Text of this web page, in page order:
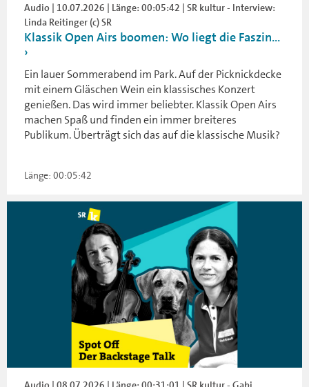
Audio | 10.07.2026 | Länge: 00:05:42 | SR kultur - Interview:
Linda Reitinger (c) SR
Klassik Open Airs boomen: Wo liegt die Faszin...
Ein lauer Sommerabend im Park. Auf der Picknickdecke
mit einem Gläschen Wein ein klassisches Konzert
genießen. Das wird immer beliebter. Klassik Open Airs
machen Spaß und finden ein immer breiteres
Publikum. Überträgt sich das auf die klassische Musik?
Länge: 00:05:42